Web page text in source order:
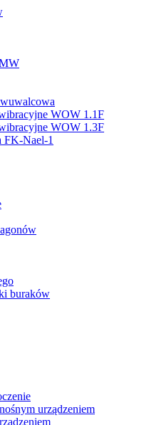
WOW 1.1F
WOW 1.3F
FK-Nael-1
buraków
urządzeniem